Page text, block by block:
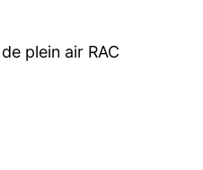
plein air RAC